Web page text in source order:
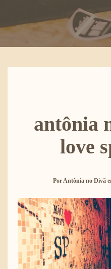
antônia
love
PorAntônia no Divã